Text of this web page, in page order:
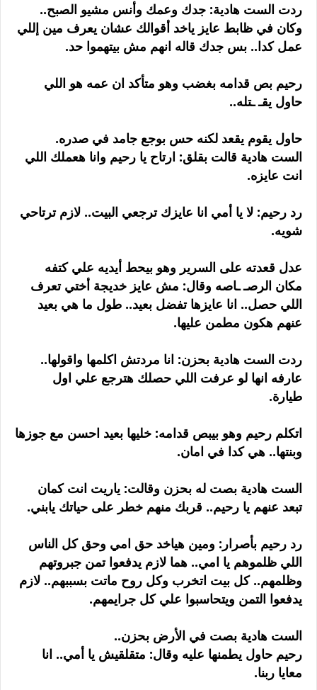
ردت الست هادية: جدك وعمك وأنس مشيو الصبح..
وكان في ظابط عايز ياخد أقوالك عشان يعرف مين إللي
عمل كدا.. بس جدك قاله انهم مش بيتهموا حد.
رحيم بص قدامه بغضب وهو متأكد ان عمه هو اللي
حاول يقـ ـتله..
حاول يقوم يقعد لكنه حس بوجع جامد في صدره.
الست هادية قالت بقلق: ارتاح يا رحيم وانا هعملك اللي
انت عايزه.
رد رحيم: لا يا أمي انا عايزك ترجعي البيت.. لازم ترتاحي
شويه.
عدل قعدته على السرير وهو بيحط أيديه علي كتفه
مكان الرصـ ـاصه وقال: مش عايز خديجة أختي تعرف
اللي حصل.. انا عايزها تفضل بعيد.. طول ما هي بعيد
عنهم هكون مطمن عليها.
ردت الست هادية بحزن: انا مردتش اكلمها واقولها..
عارفه انها لو عرفت اللي حصلك هترجع علي اول
طيارة.
اتكلم رحيم وهو بيبص قدامه: خليها بعيد احسن مع جوزها
وبنتها.. هي كدا في امان.
الست هادية بصت له بحزن وقالت: ياريت انت كمان
تبعد عنهم يا رحيم.. قربك منهم خطر على حياتك يابني.
رد رحيم بأصرار: ومين هياخد حق امي وحق كل الناس
اللي ظلموهم يا امي.. هما لازم يدفعوا تمن جبروتهم
وظلمهم.. كل بيت اتخرب وكل روح ماتت بسببهم.. لازم
يدفعوا التمن ويتحاسبوا علي كل جرايمهم.
الست هادية بصت في الأرض بحزن..
رحيم حاول يطمنها عليه وقال: متقلقيش يا أمي.. انا
معايا ربنا.